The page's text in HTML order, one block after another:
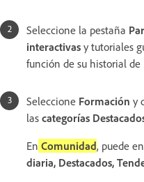
Seleccione la pestaña
interactivas y tutoriales
función de su historial
Seleccione Formación y
las categorías
En Comunidad, puede
diaria, Destacados,